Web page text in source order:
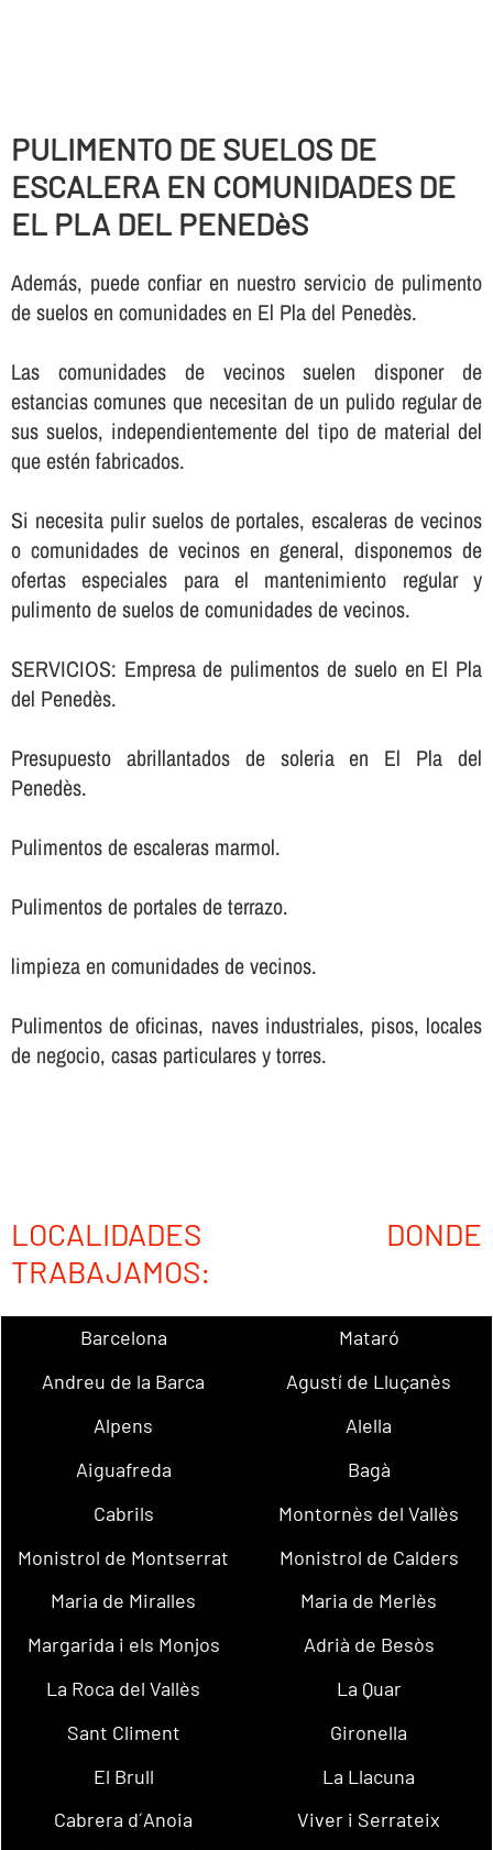
PULIMENTO DE SUELOS DE
ESCALERA EN COMUNIDADES DE
EL PLA DEL PENEDèS
Además, puede confiar en nuestro servicio de pulimento
de suelos en comunidades en El Pla del Penedès.
Las comunidades de vecinos suelen disponer de
estancias comunes que necesitan de un pulido regular de
sus suelos, independientemente del tipo de material del
que estén fabricados.
Si necesita pulir suelos de portales, escaleras de vecinos
o comunidades de vecinos en general, disponemos de
ofertas especiales para el mantenimiento regular y
pulimento de suelos de comunidades de vecinos.
SERVICIOS: Empresa de pulimentos de suelo en El Pla
del Penedès.
Presupuesto abrillantados de soleria en El Pla del
Penedès.
Pulimentos de escaleras marmol.
Pulimentos de portales de terrazo.
limpieza en comunidades de vecinos.
Pulimentos de oficinas, naves industriales, pisos, locales
de negocio, casas particulares y torres.
LOCALIDADES DONDE
TRABAJAMOS:
Barcelona
Mataró
Andreu de la Barca
Agustí de Lluçanès
Alpens
Alella
Aiguafreda
Bagà
Cabrils
Montornès del Vallès
Monistrol de Montserrat
Monistrol de Calders
Maria de Miralles
Maria de Merlès
Margarida i els Monjos
Adrià de Besòs
La Roca del Vallès
La Quar
Sant Climent
Gironella
El Brull
La Llacuna
Cabrera d´Anoia
Viver i Serrateix